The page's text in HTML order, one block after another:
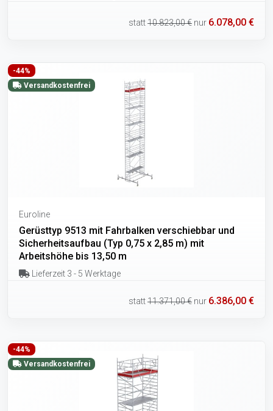
statt10.823,00 € nur 6.078,00 €
-44%
Versandkostenfrei
Euroline
Gerüsttyp 9513 mit Fahrbalken verschiebbar und
Sicherheitsaufbau (Typ 0,75 x 2,85 m) mit
Arbeitshöhe bis 13,50 m
Lieferzeit 3 - 5 Werktage
statt11.371,00 € nur 6.386,00 €
-44%
Versandkostenfrei